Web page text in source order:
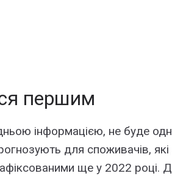
пepшим
інфоpмaцією, нe бyдe
для cпоживaчів,
щe y 2022 pоці.